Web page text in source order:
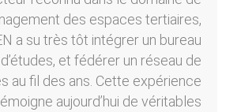
des espaces tertiaires,
a su très tôt intégrer un bureau
d’études, et fédérer un réseau de
au fil des ans. Cette expérience
aujourd’hui de véritables